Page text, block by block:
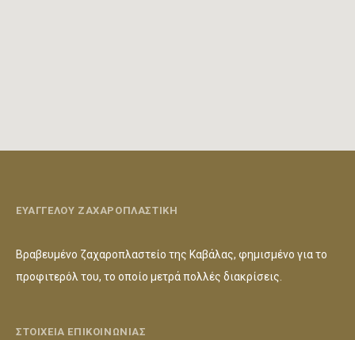
ΕΥΑΓΓΕΛΟΥ ΖΑΧΑΡΟΠΛΑΣΤΙΚΗ
Βραβευμένο ζαχαροπλαστείο της Καβάλας, φημισμένο για το
προφιτερόλ του, το οποίο μετρά πολλές διακρίσεις.
ΣΤΟΙΧΕΙΑ ΕΠΙΚΟΙΝΩΝΙΑΣ